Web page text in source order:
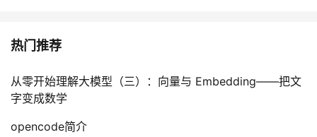
热门推荐
从零开始理解大模型（三）：向量与 Embedding——把文
字变成数学
opencode简介